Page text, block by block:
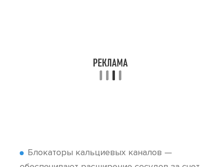
Блокаторы кальциевых каналов —